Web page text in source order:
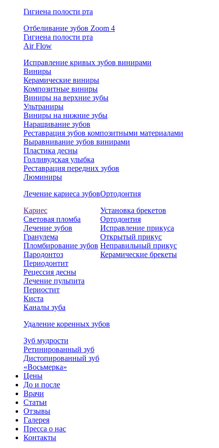
Гигиена полости рта
Отбеливание зубов Zoom 4
Гигиена полости рта
Air Flow
Исправление кривых зубов винирами
Виниры
Керамические виниры
Композитные виниры
Виниры на верхние зубы
Ультраниры
Виниры на нижние зубы
Наращивание зубов
Реставрация зубов композитными материалами
Выравнивание зубов винирами
Пластика десны
Голливудская улыбка
Реставрация передних зубов
Люминиры
Лечение кариеса зубов
Кариес
Световая пломба
Лечение зубов
Гранулема
Пломбирование зубов
Пародонтоз
Периодонтит
Рецессия десны
Лечение пульпита
Периостит
Киста
Каналы зуба
Ортодонтия
Установка брекетов
Ортодонтия
Исправление прикуса
Открытый прикус
Неправильный прикус
Керамические брекеты
Удаление коренных зубов
Зуб мудрости
Ретинированный зуб
Дистопированный зуб
«Восьмерка»
Цены
До и после
Врачи
Статьи
Отзывы
Галерея
Пресса о нас
Контакты